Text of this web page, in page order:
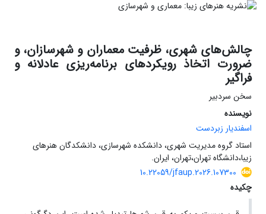
چالش‌های شهری، ظرفیت معماران و شهرسازان، و
ضرورت اتخاذ رویکردهای برنامه‌ریزی عادلانه و
فراگیر
سخن سردبیر
نویسنده
اسفندیار زبردست
استاد گروه مدیریت شهری، دانشکده شهرسازی، دانشکدگان هنرهای
زیبا،دانشگاه تهران،تهران، ایران.
10.22059/jfaup.2026.107300
چکیده